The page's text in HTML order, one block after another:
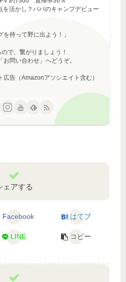
を活かし？パパのキャンプデビュー
を持って野に出よう！」
で、繋がりましょう！
問い合わせ」へどうぞ。
告（Amazonアソシエイト含む）
ェアする
Facebook はてブ
LINE コピー